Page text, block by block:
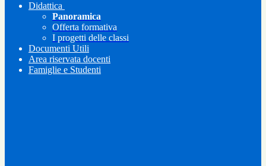
Didattica
Panoramica
Offerta formativa
I progetti delle classi
Documenti Utili
Area riservata docenti
Famiglie e Studenti